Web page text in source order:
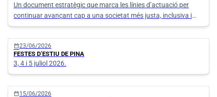
Un document estratègic que marca les línies d’actuació per
continuar avançant cap a una societat més justa, inclusiva i
equitativa als nuclis d’Algaida, Pina i Randa.
calendar_today23/06/2026
FESTES D’ESTIU DE PINA
3, 4 i 5 juliol 2026.
calendar_today15/06/2026